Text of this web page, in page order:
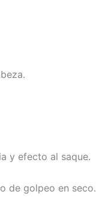
y efecto al saque.
de golpeo en seco.